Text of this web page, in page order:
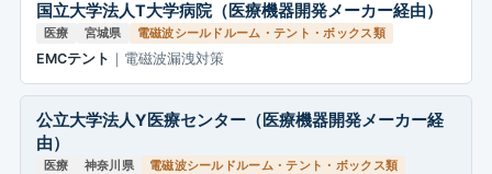
国立大学法人T大学病院（医療機器開発メーカー経由）
医療 宮城県 電磁波シールドルーム・テント・ボックス類
EMCテント ｜電磁波漏洩対策
公立大学法人Y医療センター（医療機器開発メーカー経
由）
医療 神奈川県 電磁波シールドルーム・テント・ボックス類